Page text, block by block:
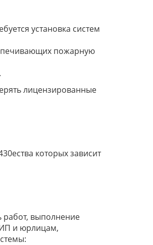
установка систем
пожарную
лицензированные
которых зависит
работ, выполнение
ИП и юрлицам,